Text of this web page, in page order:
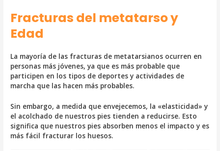
Fracturas del metatarso y
Edad
La mayoría de las fracturas de metatarsianos ocurren en
personas más jóvenes, ya que es más probable que
participen en los tipos de deportes y actividades de
marcha que las hacen más probables.
Sin embargo, a medida que envejecemos, la «elasticidad» y
el acolchado de nuestros pies tienden a reducirse. Esto
significa que nuestros pies absorben menos el impacto y es
más fácil fracturar los huesos.